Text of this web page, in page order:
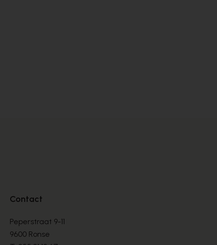
Contact
Peperstraat 9-11
9600 Ronse